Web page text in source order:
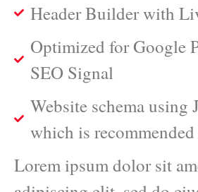
Header Builder with
Optimized for Google
SEO Signal
Website schema using
which is
Lorem ipsum dolor sit